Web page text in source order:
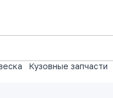
Кузовные запчасти